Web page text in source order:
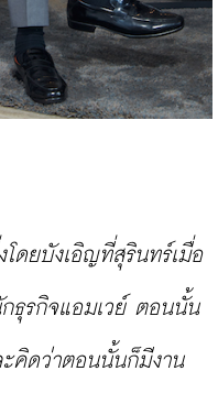
ดยบังเอิญที่สุรินทร์เมื่อ
ธุรกิจแอมเวย์ ตอนนั้น
คิดว่าตอนนั้นก็มีงาน